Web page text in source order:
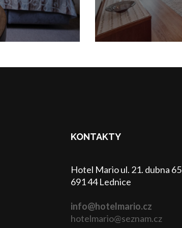
KONTAKTY
Hotel Mario ul. 21. dubna 65
691 44 Lednice
info@hotelmario.cz
hotelmario@seznam.cz